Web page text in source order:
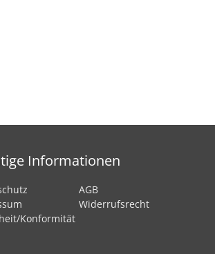
Informationen
Konformität
AGB
Widerrufsrecht